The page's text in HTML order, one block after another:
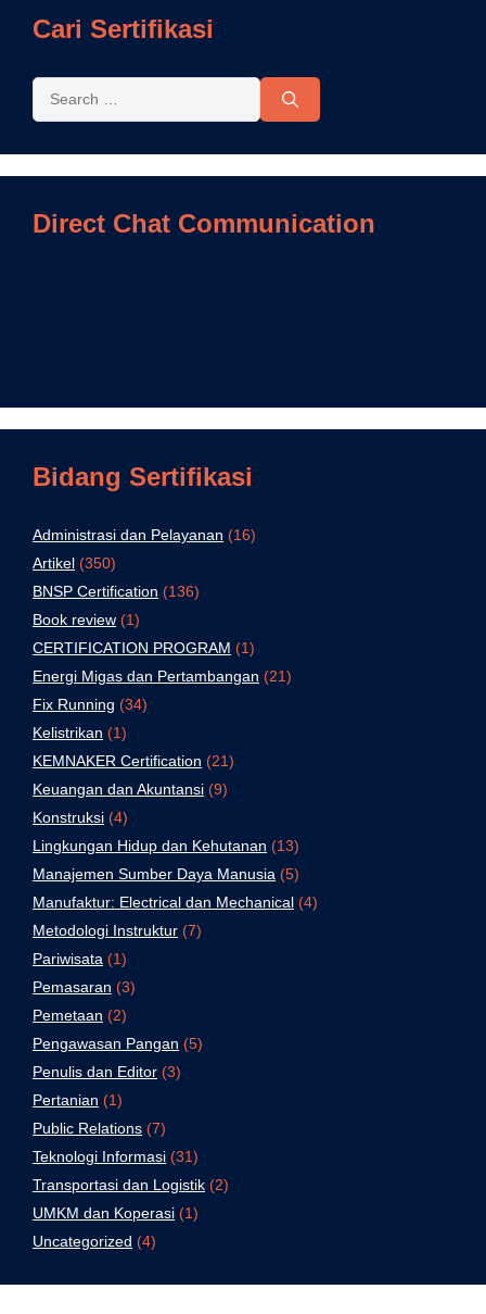
Cari Sertifikasi
Direct Chat Communication
Bidang Sertifikasi
Administrasi dan Pelayanan (16)
Artikel (350)
BNSP Certification (136)
Book review (1)
CERTIFICATION PROGRAM (1)
Energi Migas dan Pertambangan (21)
Fix Running (34)
Kelistrikan (1)
KEMNAKER Certification (21)
Keuangan dan Akuntansi (9)
Konstruksi (4)
Lingkungan Hidup dan Kehutanan (13)
Manajemen Sumber Daya Manusia (5)
Manufaktur: Electrical dan Mechanical (4)
Metodologi Instruktur (7)
Pariwisata (1)
Pemasaran (3)
Pemetaan (2)
Pengawasan Pangan (5)
Penulis dan Editor (3)
Pertanian (1)
Public Relations (7)
Teknologi Informasi (31)
Transportasi dan Logistik (2)
UMKM dan Koperasi (1)
Uncategorized (4)